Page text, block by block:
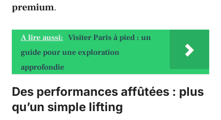
premium.
A lire aussi: Visiter Paris à pied : un
guide pour une exploration
approfondie
Des performances affûtées : plus
qu’un simple lifting